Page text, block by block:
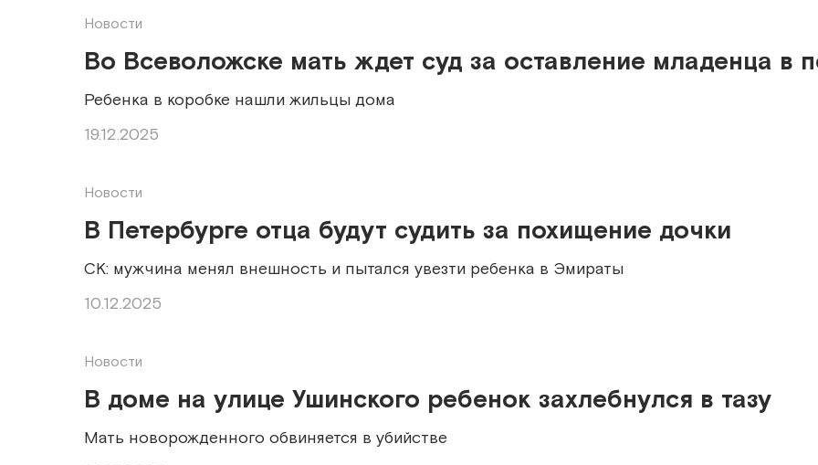
Новости
Во Всеволожске мать ждет суд за оставление младенца в
Ребенка в коробке нашли жильцы дома
19.12.2025
Новости
В Петербурге отца будут судить за похищение дочки
СК: мужчина менял внешность и пытался увезти ребенка в Эмираты
10.12.2025
Новости
В доме на улице Ушинского ребенок захлебнулся в тазу
Мать новорожденного обвиняется в убийстве